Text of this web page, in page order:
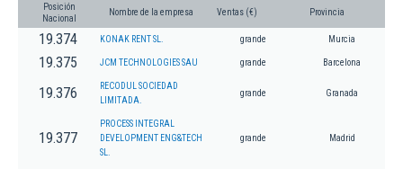
Posición
Nacional
Nombre de la empresa Ventas (€) Provincia
19.374 KONAK RENT SL. grande Murcia
19.375 JCM TECHNOLOGIES SAU grande Barcelona
19.376
RECODUL SOCIEDAD
LIMITADA.
grande Granada
19.377
PROCESS INTEGRAL
DEVELOPMENT ENG&TECH
SL.
grande Madrid